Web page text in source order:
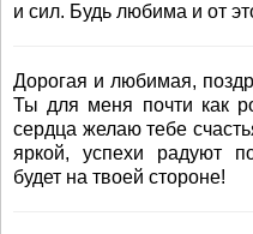
и сил. Будь любима и от
Дорогая и любимая,
Ты для меня почти как
сердца желаю тебе
яркой, успехи радуют
будет на твоей стороне!